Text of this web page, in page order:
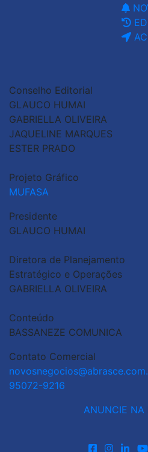
Conselho Editorial
GLAUCO HUMAI
GABRIELLA OLIVEIRA
JAQUELINE MARQUES
ESTER PRADO
Projeto Gráfico
MUFASA
Presidente
GLAUCO HUMAI
Diretora de Planejamento
Estratégico e Operações
GABRIELLA OLIVEIRA
Conteúdo
BASSANEZE COMUNICA
Contato Comercial
95072-9216
ANUNCIE NA